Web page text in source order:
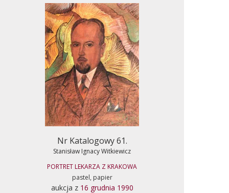
Nr Katalogowy 61.
Stanisław Ignacy Witkiewicz
PORTRET LEKARZA Z KRAKOWA
pastel, papier
aukcja z 16 grudnia 1990